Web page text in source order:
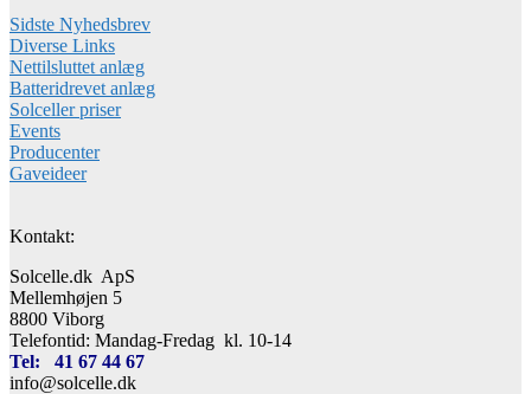
Sidste Nyhedsbrev
Diverse Links
Nettilsluttet anlæg
Batteridrevet anlæg
Solceller priser
Events
Producenter
Gaveideer
Kontakt:
Solcelle.dk ApS
Mellemhøjen 5
8800 Viborg
Telefontid: Mandag-Fredag kl. 10-14
Tel: 41 67 44 67
info@solcelle.dk